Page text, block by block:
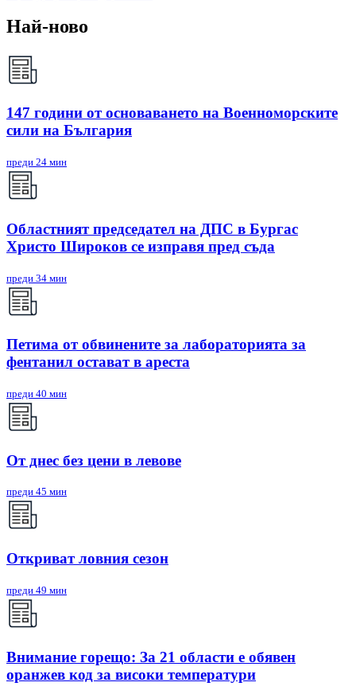
Най-ново
147 години от основаването на Военноморските
сили на България
преди 24 мин
Областният председател на ДПС в Бургас
Христо Широков се изправя пред съда
преди 34 мин
Петима от обвинените за лабораторията за
фентанил остават в ареста
преди 40 мин
От днес без цени в левове
преди 45 мин
Откриват ловния сезон
преди 49 мин
Внимание горещо: За 21 области е обявен
оранжев код за високи температури